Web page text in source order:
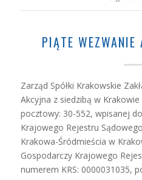
PIĄTE WEZWANIE
Zarząd Spółki Krakowskie
Akcyjna z siedzibą w
pocztowy: 30-552, wpisanej
Krajowego Rejestru
Krakowa-Śródmieścia w
Gospodarczy Krajowego
numerem KRS: 0000031035,